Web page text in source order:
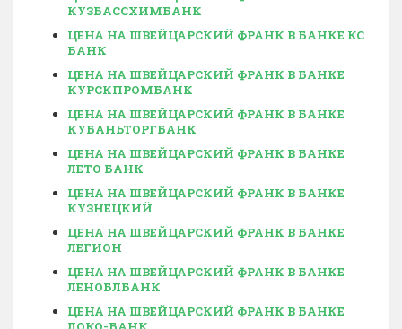
КУЗБАССХИМБАНК
ЦЕНА НА ШВЕЙЦАРСКИЙ ФРАНК В БАНКЕ КС
БАНК
ЦЕНА НА ШВЕЙЦАРСКИЙ ФРАНК В БАНКЕ
КУРСКПРОМБАНК
ЦЕНА НА ШВЕЙЦАРСКИЙ ФРАНК В БАНКЕ
КУБАНЬТОРГБАНК
ЦЕНА НА ШВЕЙЦАРСКИЙ ФРАНК В БАНКЕ
ЛЕТО БАНК
ЦЕНА НА ШВЕЙЦАРСКИЙ ФРАНК В БАНКЕ
КУЗНЕЦКИЙ
ЦЕНА НА ШВЕЙЦАРСКИЙ ФРАНК В БАНКЕ
ЛЕГИОН
ЦЕНА НА ШВЕЙЦАРСКИЙ ФРАНК В БАНКЕ
ЛЕНОБЛБАНК
ЦЕНА НА ШВЕЙЦАРСКИЙ ФРАНК В БАНКЕ